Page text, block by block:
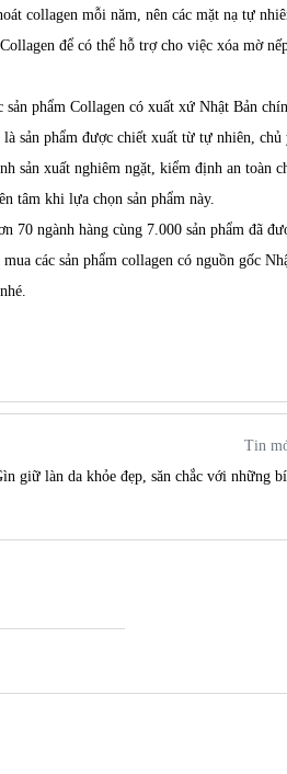
collagen mỗi năm, nên các mặt nạ tự
để có thể hỗ trợ cho việc xóa mờ
phẩm Collagen có xuất xứ Nhật Bản
sản phẩm được chiết xuất từ tự nhiên, chủ
sản xuất nghiêm ngặt, kiểm định an toàn
tâm khi lựa chọn sản phẩm này.
70 ngành hàng cùng 7.000 sản phẩm đã
các sản phẩm collagen có nguồn gốc
Tin
giữ làn da khỏe đẹp, săn chắc với những